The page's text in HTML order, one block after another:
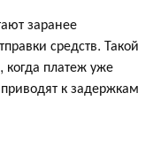
заранее
средств. Такой
когда платеж уже
к задержкам